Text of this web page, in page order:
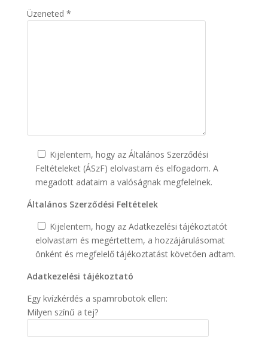
Üzeneted *
Kijelentem, hogy az Általános Szerződési
Feltételeket (ÁSzF) elolvastam és elfogadom. A
megadott adataim a valóságnak megfelelnek.
Általános Szerződési Feltételek
Kijelentem, hogy az Adatkezelési tájékoztatót
elolvastam és megértettem, a hozzájárulásomat
önként és megfelelő tájékoztatást követően adtam.
Adatkezelési tájékoztató
Egy kvízkérdés a spamrobotok ellen:
Milyen színű a tej?